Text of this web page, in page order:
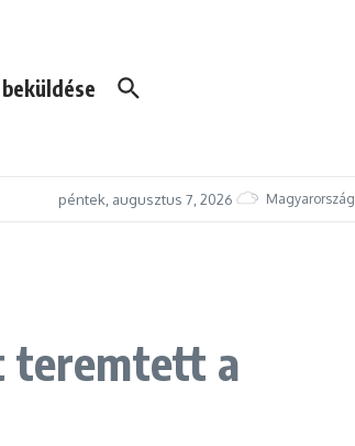
péntek, augusztus 7, 2026 Magyarország
teremtett a